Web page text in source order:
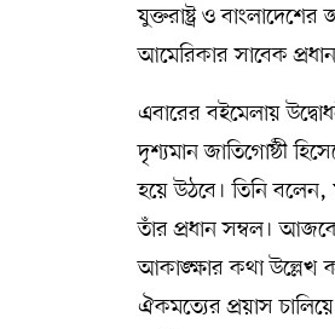
যুক্তরাষ্ট্র ও
আমেরিকার সাবেক
এবারের বইমেলায়
দৃশ্যমান জাতিগোষ্ঠী
হয়ে উঠবে। তিনি
তাঁর প্রধান সম্বল।
আকাঙ্ক্ষার কথা উল্লেখ
ঐকমত্যের প্রয়াস